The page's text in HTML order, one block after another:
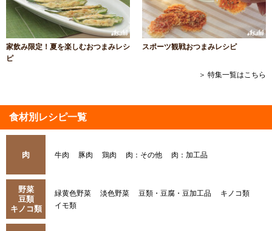
家飲み限定！夏を楽しむおつまみレシ
ピ
スポーツ観戦おつまみレシピ
＞ 特集一覧はこちら
食材別レシピ一覧
肉 牛肉 豚肉 鶏肉 肉：その他 肉：加工品
野菜
豆類
キノコ類
緑黄色野菜 淡色野菜 豆類・豆腐・豆加工品
キノコ類
イモ類